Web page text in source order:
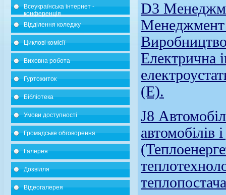
Всеукраїнська інтернет -
конференція
Відділення коледжу
Циклові комісії
Виховна робота
Гуртожиток
Бібліотека
Умови доступності
Громадське обговорення
Галерея
Дозвілля
Відеогалерея
D3
Менеджмент
Електрична
(Е).
J8